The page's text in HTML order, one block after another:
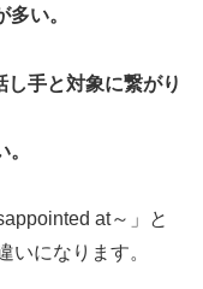
い。
手と対象に繋がり
at～」と
いになります。